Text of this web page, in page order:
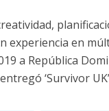
experiencia en
a República
‘Survivor